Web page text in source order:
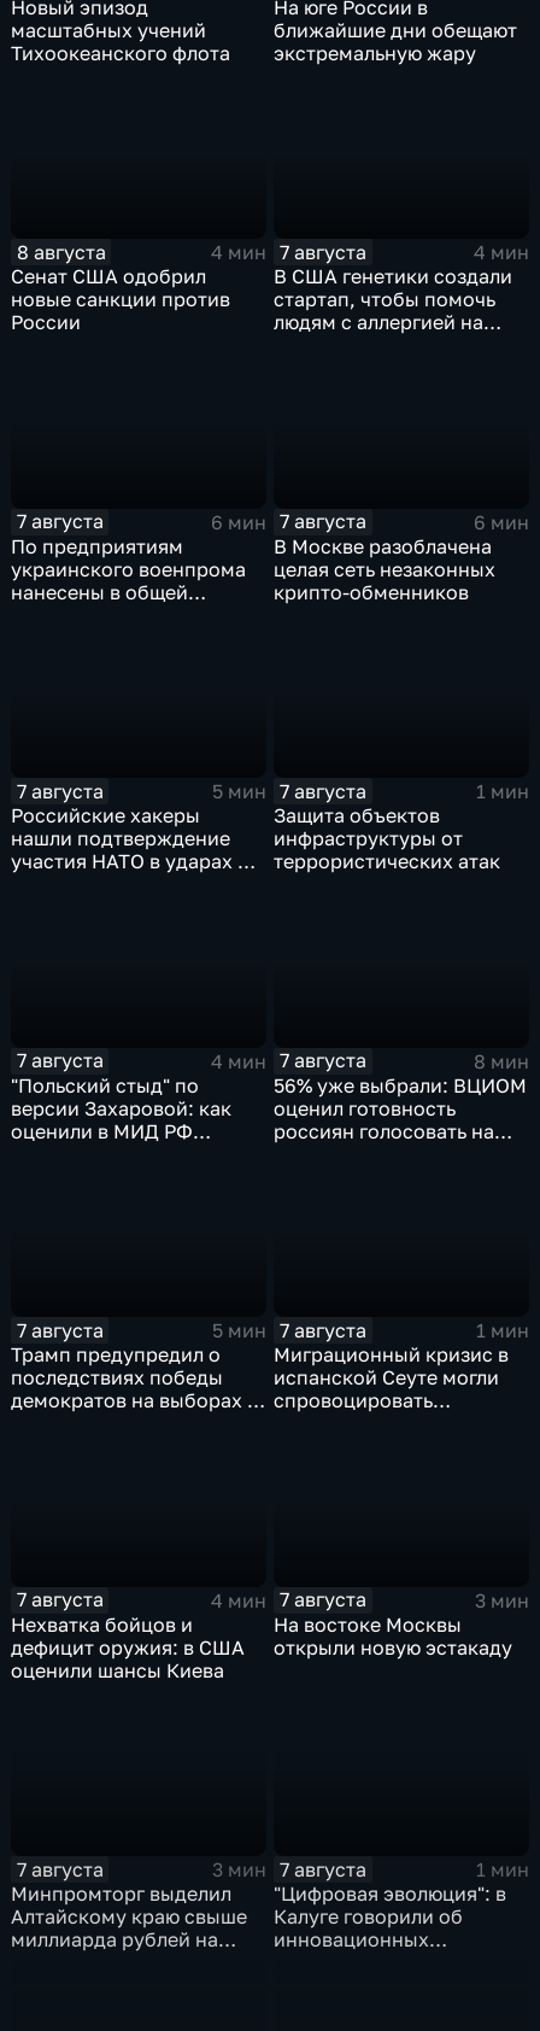
Новый эпизод
масштабных учений
Тихоокеанского флота
На юге России в
ближайшие дни обещают
экстремальную жару
8 августа
4 мин
Сенат США одобрил
новые санкции против
России
7 августа
4 мин
В США генетики создали
стартап, чтобы помочь
людям с аллергией на
7 августа
6 мин
По предприятиям
украинского военпрома
нанесены в общей
7 августа
6 мин
В Москве разоблачена
целая сеть незаконных
крипто-обменников
7 августа
5 мин
Российские хакеры
нашли подтверждение
участия НАТО в ударах по
7 августа
1 мин
Защита объектов
инфраструктуры от
террористических атак
7 августа
4 мин
"Польский стыд" по
версии Захаровой: как
оценили в МИД РФ
7 августа
8 мин
56% уже выбрали: ВЦИОМ
оценил готовность
россиян голосовать на
7 августа
5 мин
Трамп предупредил о
последствиях победы
демократов на выборах в
7 августа
1 мин
Миграционный кризис в
испанской Сеуте могли
спровоцировать
7 августа
4 мин
Нехватка бойцов и
дефицит оружия: в США
оценили шансы Киева
7 августа
3 мин
На востоке Москвы
открыли новую эстакаду
7 августа
3 мин
Минпромторг выделил
Алтайскому краю свыше
миллиарда рублей на
7 августа
1 мин
"Цифровая эволюция": в
Калуге говорили об
инновационных